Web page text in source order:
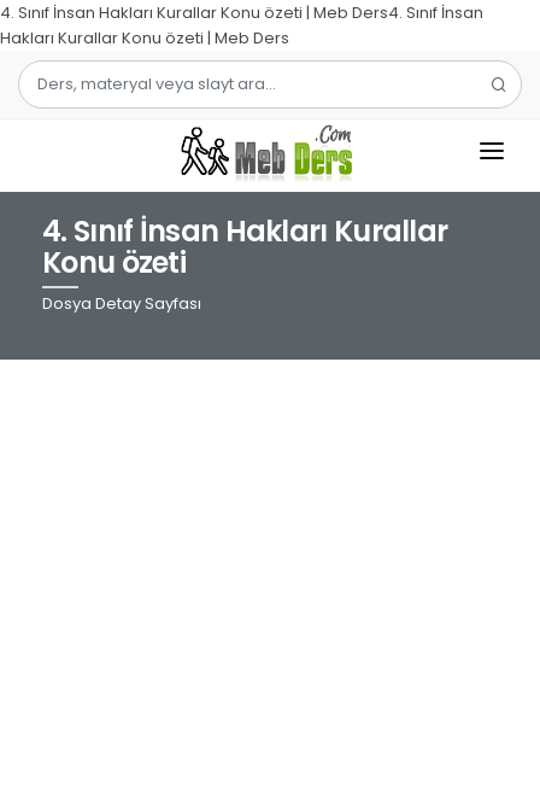
4. Sınıf İnsan Hakları Kurallar Konu özeti | Meb Ders4. Sınıf İnsan
Hakları Kurallar Konu özeti | Meb Ders
1.SINIF
2.SINIF
4. Sınıf İnsan Hakları Kurallar
Konu özeti
Dosya Detay Sayfası